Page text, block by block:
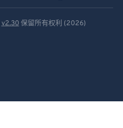
v2.30 保留所有权利 (2026)